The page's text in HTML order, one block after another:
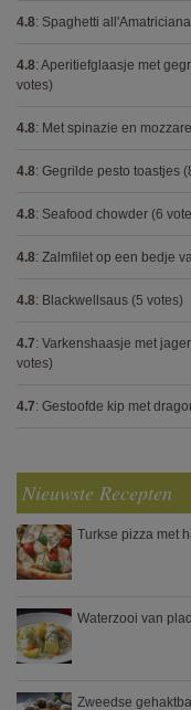
4.8: Spaghetti
4.8: Aperitiefglaasje met
votes)
4.8: Met spinazie en
4.8: Gegrilde pesto toastjes
4.8: Seafood chowder (6
4.8: Zalmfilet op een bedje
4.8: Blackwellsaus (5 votes)
4.7: Varkenshaasje met
votes)
4.7: Gestoofde kip met
Nieuwste Recepten
Turkse pizza met
Waterzooi van
Zweedse